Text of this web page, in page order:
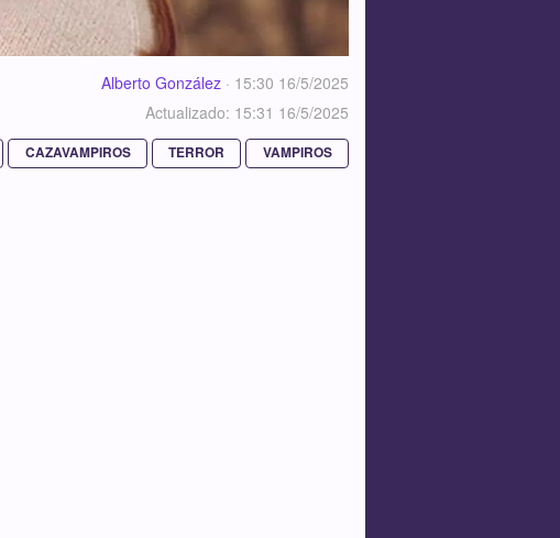
Alberto González · 15:30 16/5/2025
Actualizado: 15:31 16/5/2025
CAZAVAMPIROS TERROR VAMPIROS